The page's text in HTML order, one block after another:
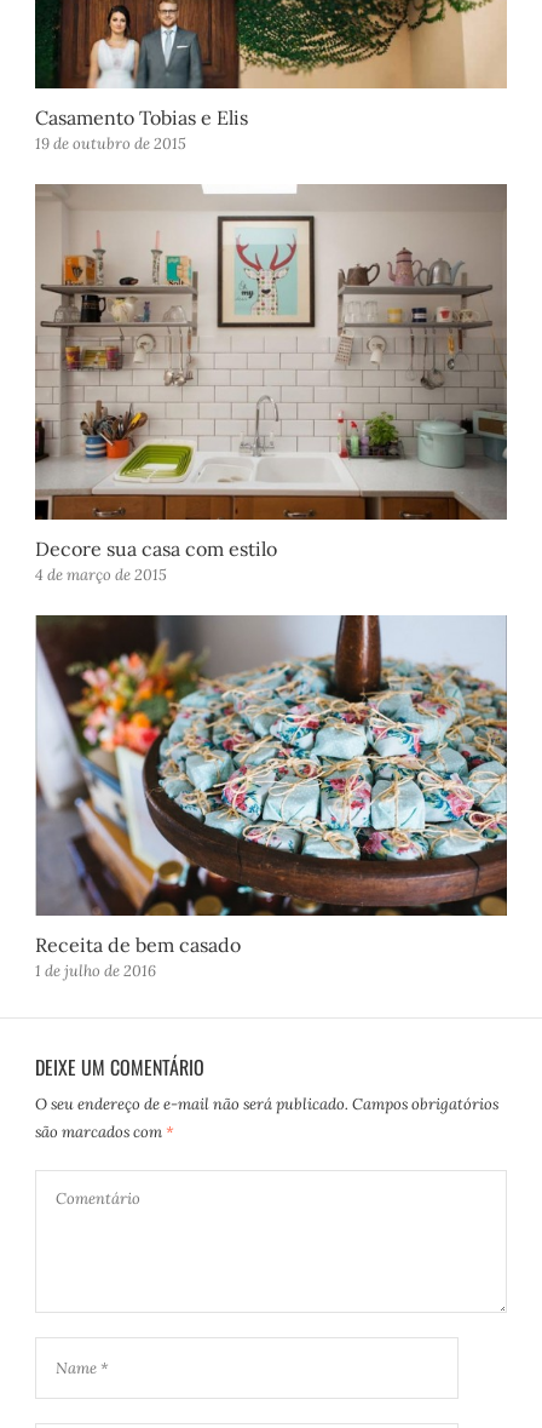
Casamento Tobias e Elis
19 de outubro de 2015
Decore sua casa com estilo
4 de março de 2015
Receita de bem casado
1 de julho de 2016
DEIXE UM COMENTÁRIO
O seu endereço de e-mail não será publicado. Campos obrigatórios
são marcados com *